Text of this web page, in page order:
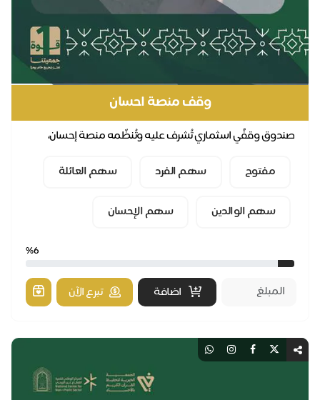
وقف منصة احسان
وقفٌي اسثماري تُشرف عليه وتُنظّمه منصة إحسان،
مفتوح
سهم الفرد سهم العائلة
سهم الوالدين سهم الإحسان
اضافة تبرع الآن